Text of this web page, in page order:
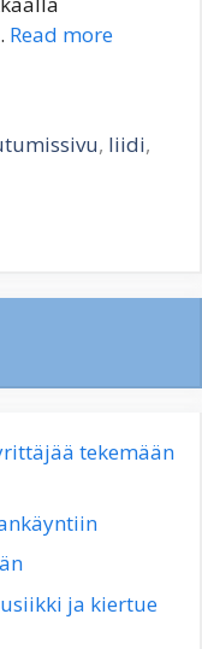
Read more
, liidi,
tekemään
ja kiertue